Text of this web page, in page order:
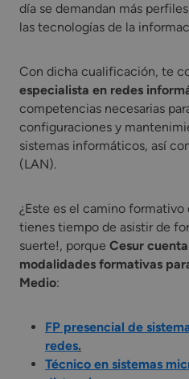
día se demandan más
las tecnologías de la
Con dicha cualificación, te
especialista en redes
competencias necesarias
configuraciones y
sistemas informáticos, así
(LAN).
¿Este es el camino
tienes tiempo de asistir de
suerte!, porque Cesur
modalidades formativas
Medio:
FP presencial de
redes.
Técnico en sistemas